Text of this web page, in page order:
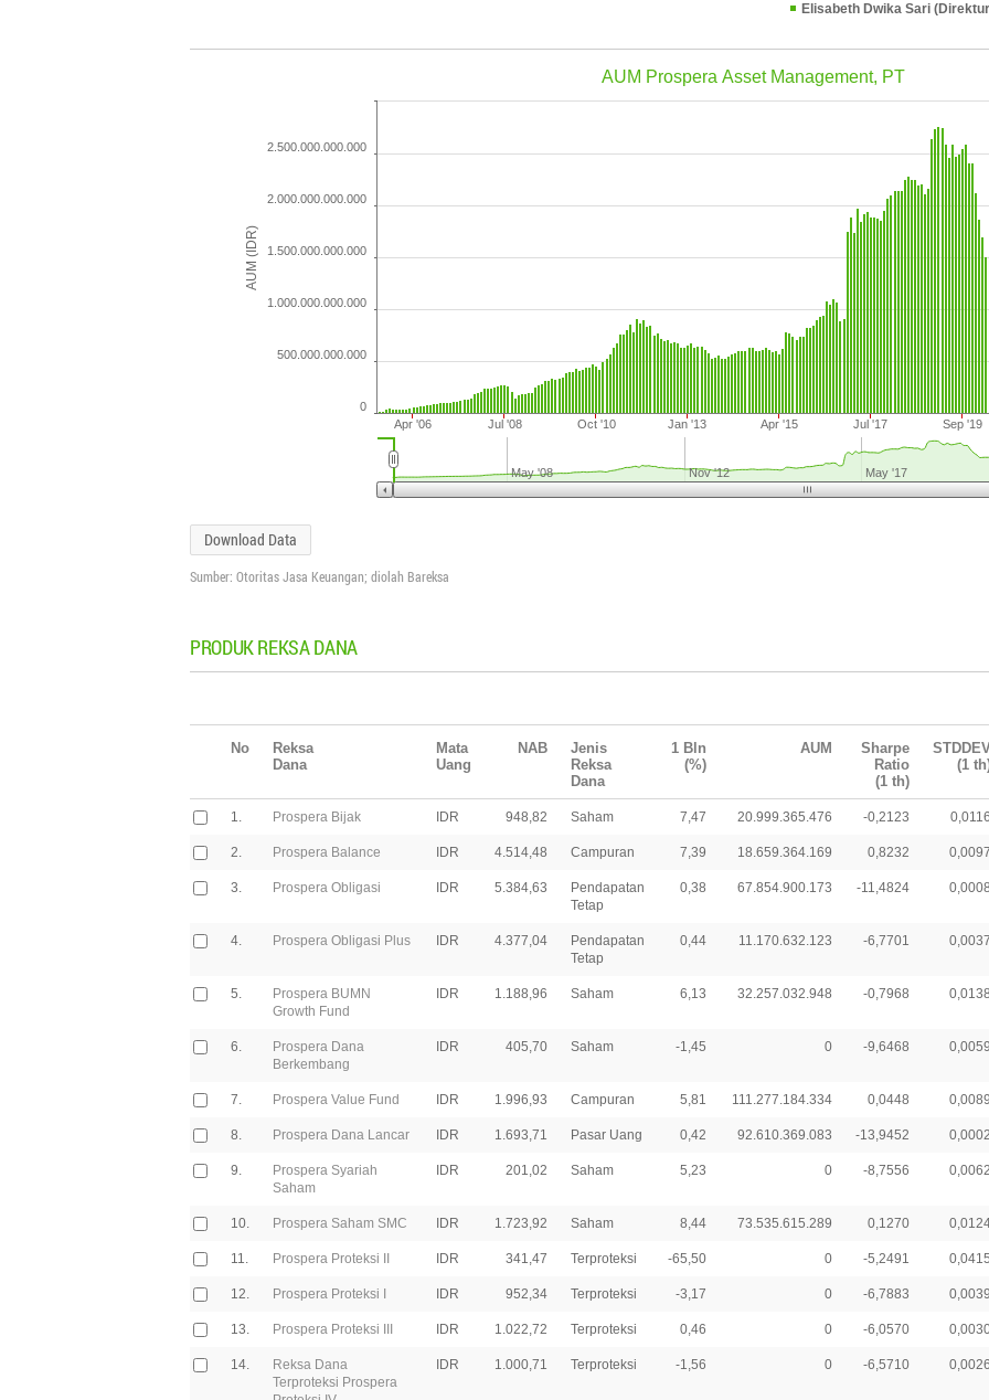
Elisabeth Dwika Sari
AUM (IDR)
AUM Prospera Asset Management, PT
Apr '06 Jul '08 Oct '10 Jan '13 Apr '15 Jul '17 Sep '19
0
500.000.000.000
1.000.000.000.000
1.500.000.000.000
2.000.000.000.000
2.500.000.000.000
May '08 Nov '12 May '17
Download Data
Sumber: Otoritas Jasa Keuangan; diolah Bareksa
PRODUK REKSA DANA
No
Reksa
Dana
Mata
Uang
NAB
Jenis
Reksa
Dana
1 Bln
(%)
AUM
Sharpe
Ratio
(1 th)
(1
1. Prospera Bijak IDR 948,82 Saham 7,47 20.999.365.476 -0,2123 0,0116
2. Prospera Balance IDR 4.514,48 Campuran 7,39 18.659.364.169 0,8232 0,0097
3. Prospera Obligasi IDR 5.384,63
Pendapatan
Tetap
0,38 67.854.900.173 -11,4824 0,0008
4. Prospera Obligasi Plus IDR 4.377,04
Pendapatan
Tetap
0,44 11.170.632.123 -6,7701 0,0037
5.
Prospera BUMN
Growth Fund
IDR 1.188,96 Saham 6,13 32.257.032.948 -0,7968 0,0138
6.
Prospera Dana
Berkembang
IDR 405,70 Saham -1,45 0 -9,6468 0,0059
7. Prospera Value Fund IDR 1.996,93 Campuran 5,81 111.277.184.334 0,0448 0,0089
8. Prospera Dana Lancar IDR 1.693,71 Pasar Uang 0,42 92.610.369.083 -13,9452 0,0002
9.
Prospera Syariah
Saham
IDR 201,02 Saham 5,23 0 -8,7556 0,0062
10. Prospera Saham SMC IDR 1.723,92 Saham 8,44 73.535.615.289 0,1270
11. Prospera Proteksi II IDR 341,47 Terproteksi -65,50 0 -5,2491 0,0415
12. Prospera Proteksi I IDR 952,34 Terproteksi -3,17 0 -6,7883 0,0039
13. Prospera Proteksi III IDR 1.022,72 Terproteksi 0,46 0 -6,0570
14.
Reksa Dana
Terproteksi Prospera
IDR 1.000,71 Terproteksi -1,56 0 -6,5710 0,0026